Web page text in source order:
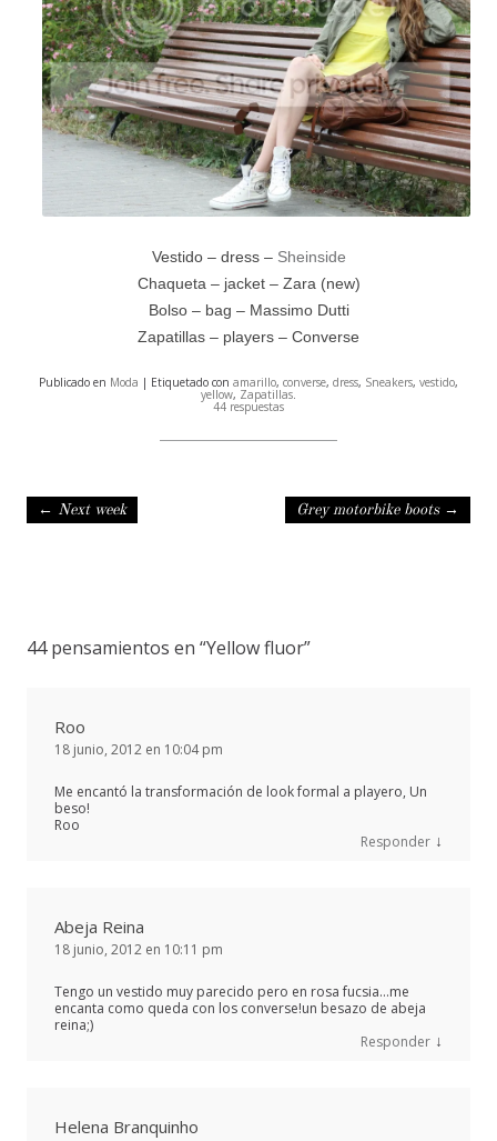
Vestido – dress – Sheinside
Chaqueta – jacket – Zara (new)
Bolso – bag – Massimo Dutti
Zapatillas – players – Converse
Publicado en Moda | Etiquetado con amarillo, converse, dress, Sneakers, vestido,
yellow, Zapatillas.
44 respuestas
Navegación de entradas
← Next week Grey motorbike boots →
44 pensamientos en “Yellow fluor”
Roo
18 junio, 2012 en 10:04 pm
Me encantó la transformación de look formal a playero, Un
beso!
Roo
Responder ↓
Abeja Reina
18 junio, 2012 en 10:11 pm
Tengo un vestido muy parecido pero en rosa fucsia…me
encanta como queda con los converse!un besazo de abeja
reina;)
Responder ↓
Helena Branquinho